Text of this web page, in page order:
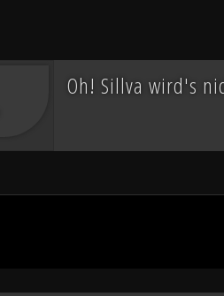
Oh! Sillva wird's